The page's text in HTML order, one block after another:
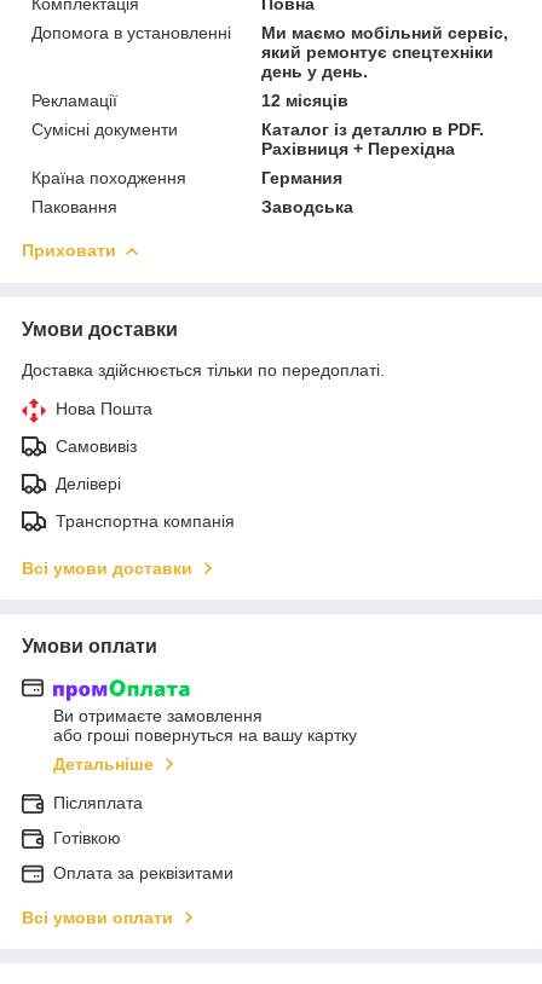
Допомога в установленні
Ми маємо мобільний сервіс,
який ремонтує спецтехніки
день у день.
Рекламації
12 місяців
Сумісні документи
Каталог із деталлю в PDF.
Рахівниця + Перехідна
Країна походження
Германия
Паковання
Заводська
Приховати
Умови доставки
Доставка здійснюється тільки по передоплаті.
Нова Пошта
Самовивіз
Делівері
Транспортна компанія
Всі умови доставки
Умови оплати
Ви отримаєте замовлення
або гроші повернуться на вашу картку
Детальніше
Післяплата
Готівкою
Оплата за реквізитами
Всі умови оплати